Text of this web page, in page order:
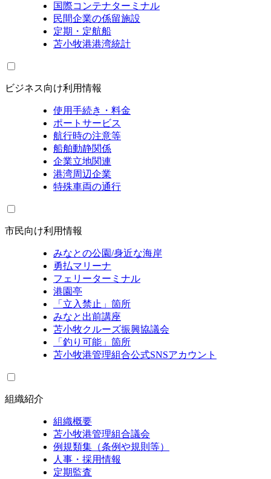
国際コンテナターミナル
民間企業の係留施設
定期・定航船
苫小牧港港湾統計
ビジネス向け利用情報
使用手続き・料金
ポートサービス
航行時の注意等
船舶動静関係
企業立地関連
港湾周辺企業
特殊車両の通行
市民向け利用情報
みなとの公園/身近な海岸
勇払マリーナ
フェリーターミナル
港園亭
「立入禁止」箇所
みなと出前講座
苫小牧クルーズ振興協議会
「釣り可能」箇所
苫小牧港管理組合公式SNSアカウント
組織紹介
組織概要
苫小牧港管理組合議会
例規類集（条例や規則等）
人事・採用情報
定期監査